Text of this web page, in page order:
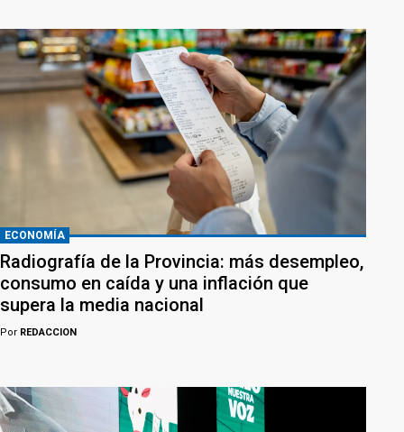
ECONOMÍA
Radiografía de la Provincia: más desempleo,
consumo en caída y una inflación que
supera la media nacional
Por REDACCION